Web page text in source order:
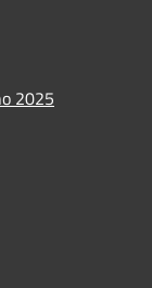
2025